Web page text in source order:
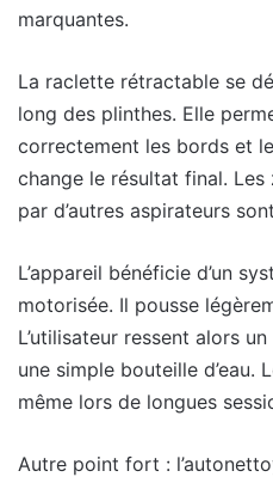
marquantes.
La raclette rétractable se
long des plinthes. Elle
correctement les bords et
change le résultat final.
par d’autres aspirateurs
L’appareil bénéficie d’un
motorisée. Il pousse
L’utilisateur ressent alors
une simple bouteille d’eau.
même lors de longues
Autre point fort :